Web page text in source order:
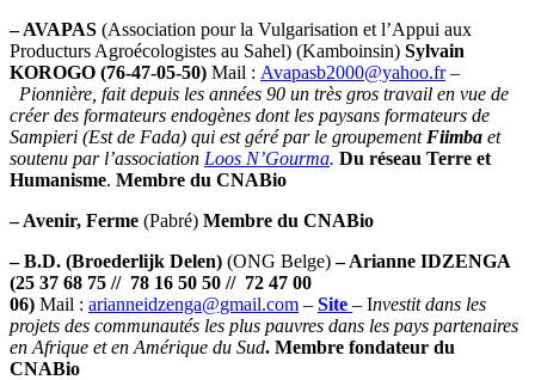
– AVAPAS (Association pour la Vulgarisation et l’Appui aux
Producturs Agroécologistes au Sahel) (Kamboinsin) Sylvain
KOROGO (76-47-05-50) Mail : Avapasb2000@yahoo.fr–
Pionnière, fait depuis les années 90 un très gros travail en vue de
créer des formateurs endogènes dont les paysans formateurs de
Sampieri (Est de Fada) qui est géré par le groupement Fiimba et
soutenu par l’association Loos N’Gourma. Du réseau Terre et
Humanisme. Membre du CNABio
– Avenir, Ferme (Pabré) Membre du CNABio
– B.D. (Broederlijk Delen) (ONG Belge)– Arianne IDZENGA
(25 37 68 75 // 78 16 50 50 // 72 47 00
06) Mail : arianneidzenga@gmail.com – Site – Investit dans les
projets des communautés les plus pauvres dans les pays partenaires
en Afrique et en Amérique du Sud. Membre fondateur du
CNABio